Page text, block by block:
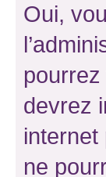
Oui,
devrez
internet
ne